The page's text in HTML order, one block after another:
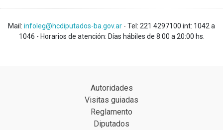
Mail: infoleg@hcdiputados-ba.gov.ar - Tel: 221 4297100 int: 1042 a
1046 - Horarios de atención: Días hábiles de 8:00 a 20:00 hs.
Autoridades
Visitas guiadas
Reglamento
Diputados